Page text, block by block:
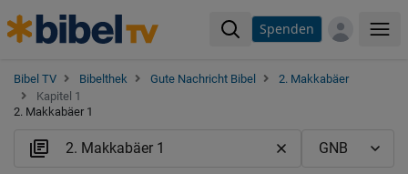
Spenden
Bibel TV Bibelthek Gute Nachricht Bibel
2. Makkabäer
Kapitel 1
2. Makkabäer 1